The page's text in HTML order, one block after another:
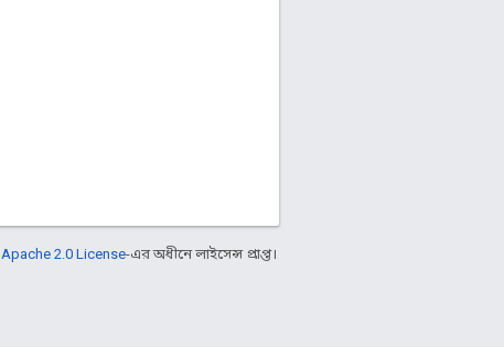
Apache 2.0 License-এর অধীনে লাইসেন্স প্রাপ্ত।